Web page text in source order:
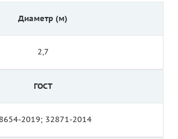
Диаметр (м)
2,7
ГОСТ
2019; 32871-2014